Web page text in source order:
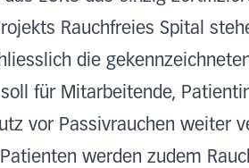
Rauchfreies Spital
die
für Mitarbeitende,
vor Passivrauchen weiter
werden zudem